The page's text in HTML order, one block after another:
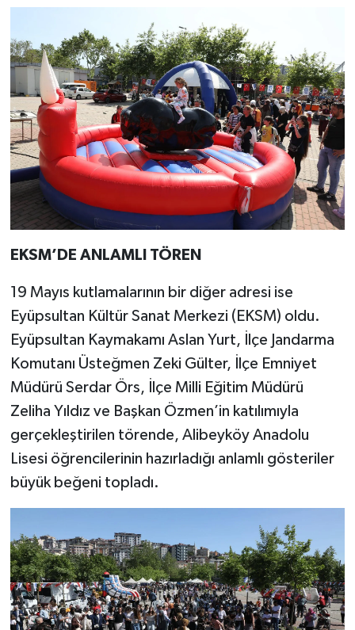
EKSM’DE ANLAMLI TÖREN
19 Mayıs kutlamalarının bir diğer adresi ise
Eyüpsultan Kültür Sanat Merkezi (EKSM) oldu.
Eyüpsultan Kaymakamı Aslan Yurt, İlçe Jandarma
Komutanı Üsteğmen Zeki Gülter, İlçe Emniyet
Müdürü Serdar Örs, İlçe Milli Eğitim Müdürü
Zeliha Yıldız ve Başkan Özmen’in katılımıyla
gerçekleştirilen törende, Alibeyköy Anadolu
Lisesi öğrencilerinin hazırladığı anlamlı gösteriler
büyük beğeni topladı.